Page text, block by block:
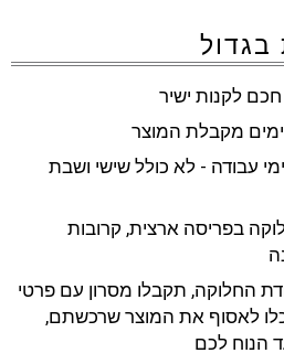
בגדול
לקנות ישיר
זמן אספקה - עד 15-20 ימי עבודה - לא כולל שישי ושבת
בפריסה ארצית, קרובות
החלוקה, תקבלו מסרון עם פרטי
לאסוף את המוצר שרכשתם,
הנוח לכם